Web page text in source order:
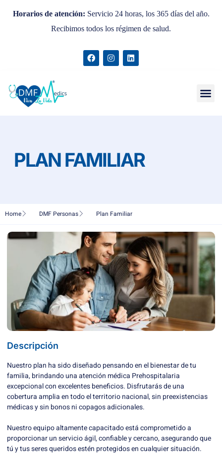
Horarios de atención: Servicio 24 horas, los 365 días del año.
Recibimos todos los régimen de salud.
PLAN FAMILIAR
Home DMF Personas Plan Familiar
Descripción
Nuestro plan ha sido diseñado pensando en el bienestar de tu
familia, brindando una atención médica Prehospitalaria
excepcional con excelentes beneficios. Disfrutarás de una
cobertura amplia en todo el territorio nacional, sin preexistencias
médicas y sin bonos ni copagos adicionales.
Nuestro equipo altamente capacitado está comprometido a
proporcionar un servicio ágil, confiable y cercano, asegurando que
tú y tus seres queridos estén protegidos en cualquier situación.